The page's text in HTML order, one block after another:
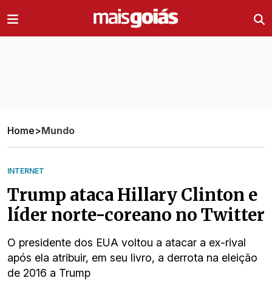
Home>Mundo
INTERNET
Trump ataca Hillary Clinton e
líder norte-coreano no Twitter
O presidente dos EUA voltou a atacar a ex-rival
após ela atribuir, em seu livro, a derrota na eleição
de 2016 a Trump